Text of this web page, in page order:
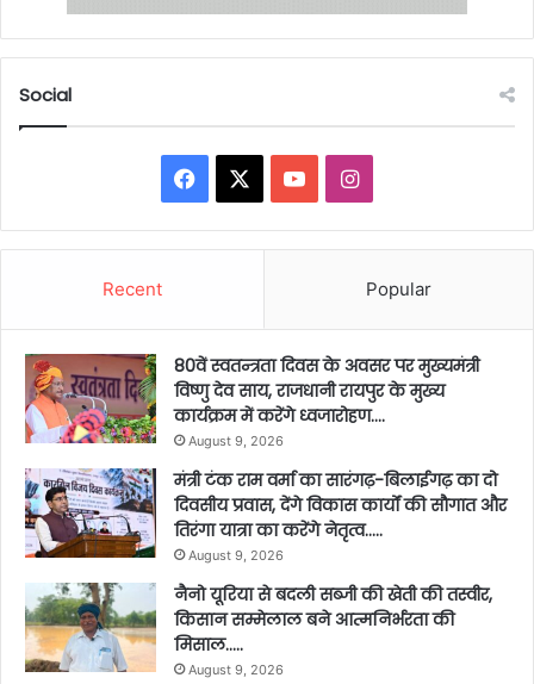
Social
Facebook YouTubeInstagram
Recent Popular
80वें स्वतन्त्रता दिवस के अवसर पर मुख्यमंत्री
विष्णु देव साय, राजधानी रायपुर के मुख्य
कार्यक्रम में करेंगे ध्वजारोहण….
August 9, 2026
मंत्री टंक राम वर्मा का सारंगढ़-बिलाईगढ़ का दो
दिवसीय प्रवास, देंगे विकास कार्यों की सौगात और
तिरंगा यात्रा का करेंगे नेतृत्व…..
August 9, 2026
नैनो यूरिया से बदली सब्जी की खेती की तस्वीर,
किसान सम्मेलाल बने आत्मनिर्भरता की
मिसाल…..
August 9, 2026